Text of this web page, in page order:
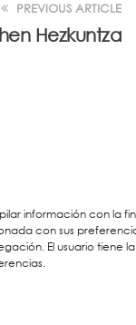
información con la
con sus
El usuario tiene
PREVIOUS ARTICLE
Hezkuntza
School.